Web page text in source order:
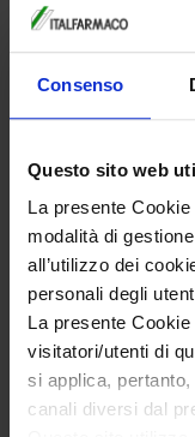
Consenso
Questo sito web
La presente
modalità di
all’utilizzo dei
personali degli
La presente
visitatori/utenti di
si applica,
canali diversi dal
Login
Login
Home
FLAVIA ACT
Menopausa
Le fasi
Sintomi